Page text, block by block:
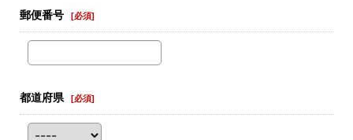
郵便番号 [必須]
都道府県 [必須]